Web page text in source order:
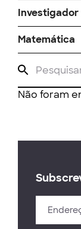
Matemática
Não foram